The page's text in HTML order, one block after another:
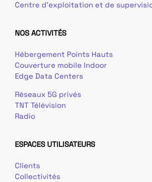
Centre d’exploitation et de
NOS ACTIVITÉS
Hébergement Points Hauts
Couverture mobile Indoor
Edge Data Centers
Réseaux 5G privés
TNT Télévision
Radio
ESPACES UTILISATEURS
Clients
Collectivités